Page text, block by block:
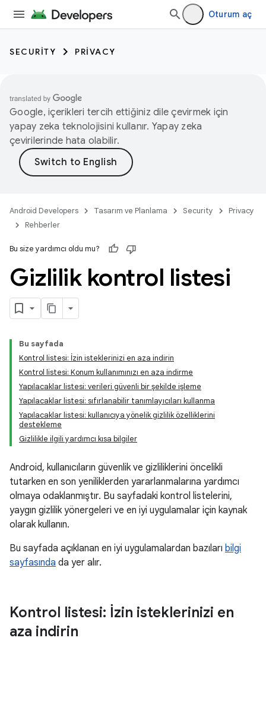
Oturum aç
SECURITY PRIVACY
Google, içerikleri tercih ettiğiniz dile çevirmek için
yapay zeka teknolojisini kullanır. Yapay zeka
çevirilerinde hata olabilir.
Android Developers Tasarım ve Planlama Security
Privacy
Rehberler
Bu size yardımcı oldu mu?
Gizlilik kontrol listesi
Bu sayfada
Kontrol listesi: İzin isteklerinizi en aza indirin
Kontrol listesi: Konum kullanımınızı en aza indirme
Yapılacaklar listesi: verileri güvenli bir şekilde işleme
Yapılacaklar listesi: sıfırlanabilir tanımlayıcıları kullanma
Yapılacaklar listesi: kullanıcıya yönelik gizlilik özelliklerini
destekleme
Gizlilikle ilgili yardımcı kısa bilgiler
Android, kullanıcıların güvenlik ve gizliliklerini öncelikli
tutarken en son yeniliklerden yararlanmalarına yardımcı
olmaya odaklanmıştır. Bu sayfadaki kontrol listelerini,
yaygın gizlilik yönergeleri ve en iyi uygulamalar için kaynak
olarak kullanın.
Bu sayfada açıklanan en iyi uygulamalardan bazıları bilgi
sayfasında da yer alır.
Kontrol listesi: İzin isteklerinizi en
aza indirin